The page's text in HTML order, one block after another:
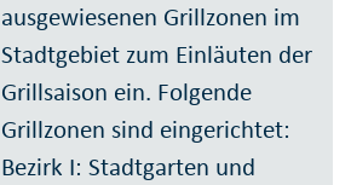
aus­gewie­se­nen Grill­zonen im
Stadt­gebiet zum Ein­läuten der
Grillsaison ein. Folgende
Grillzonen sind eingerichtet:
Bezirk I: Stadt­garten und